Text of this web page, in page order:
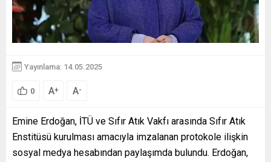
Yayınlama: 14.05.2025
0 A+ A-
Emine Erdoğan, İTÜ ve Sıfır Atık Vakfı arasında Sıfır Atık
Enstitüsü kurulması amacıyla imzalanan protokole ilişkin
sosyal medya hesabından paylaşımda bulundu. Erdoğan,